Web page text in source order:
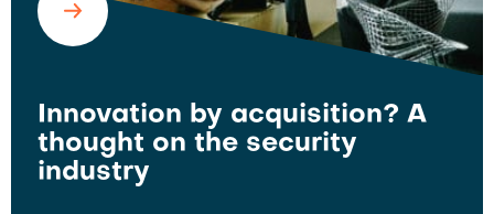
Innovation by acquisition? A
thought on the security
industry